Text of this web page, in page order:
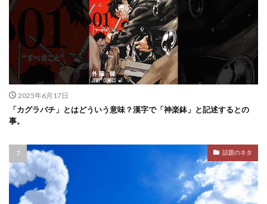
2025年6月17日
「カグラバチ」とはどういう意味？漢字で「神楽鉢」と記述するとの
事。
話題のネタ